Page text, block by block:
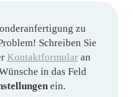
zu
Schreiben Sie
Kontaktformularan
in das Feld
ein.